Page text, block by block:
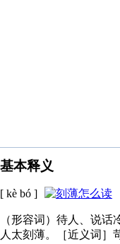
基本释义
[ kè bó ]
（形容词）待人、说
人太刻薄。［近义词］